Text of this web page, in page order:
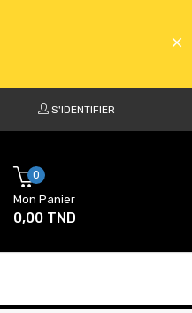
S'IDENTIFIER
0
Mon Panier
0,00 TND